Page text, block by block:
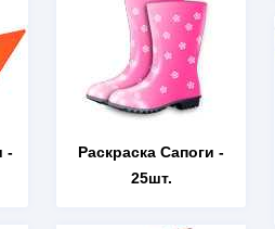
-
Раскраска Сапоги -
25шт.